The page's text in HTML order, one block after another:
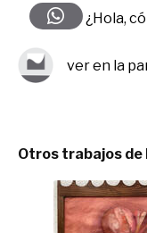
¿Hola,
ver en la
Otros trabajos de